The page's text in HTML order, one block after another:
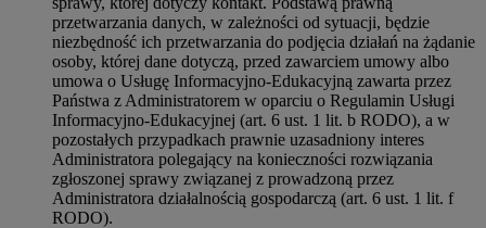
przetwarzania danych, w zależności od sytuacji, będzie
niezbędność ich przetwarzania do podjęcia działań na żądanie
osoby, której dane dotyczą, przed zawarciem umowy albo
umowa o Usługę Informacyjno-Edukacyjną zawarta przez
Państwa z Administratorem w oparciu o Regulamin Usługi
Informacyjno-Edukacyjnej (art. 6 ust. 1 lit. b RODO), a w
pozostałych przypadkach prawnie uzasadniony interes
Administratora polegający na konieczności rozwiązania
zgłoszonej sprawy związanej z prowadzoną przez
Administratora działalnością gospodarczą (art. 6 ust. 1 lit. f
RODO).